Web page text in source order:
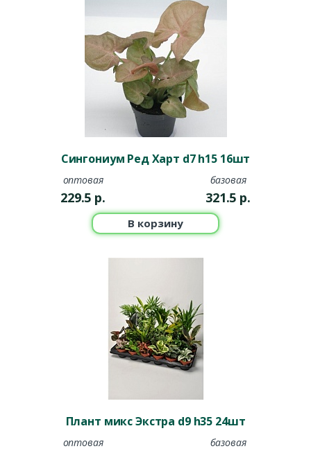
Сингониум Ред Харт d7 h15 16шт
оптовая
229.5 р.
базовая
321.5 р.
В корзину
Плант микс Экстра d9 h35 24шт
оптовая базовая